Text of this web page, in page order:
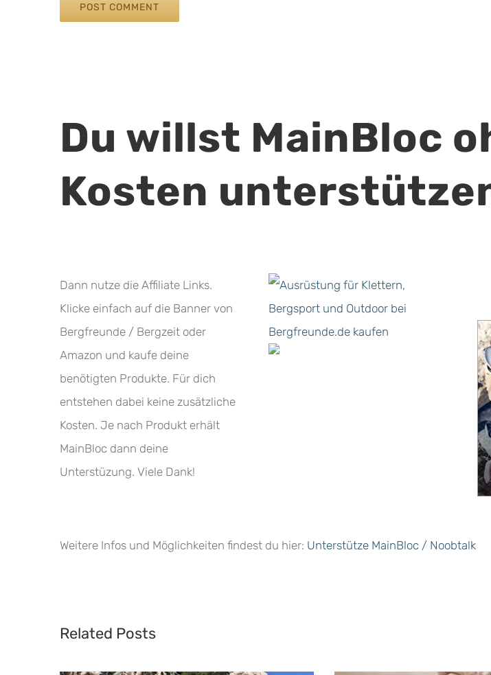
Du willst MainBloc
Kosten
Dann nutze die Affiliate Links.
Klicke einfach auf die Banner von
Bergfreunde / Bergzeit oder
Amazon und kaufe deine
benötigten Produkte. Für dich
entstehen dabei keine zusätzliche
Kosten. Je nach Produkt erhält
MainBloc dann deine
Unterstüzung. Viele Dank!
Weitere Infos und Möglichkeiten findest du hier: Unterstütze MainBloc / Noobtalk
Related Posts